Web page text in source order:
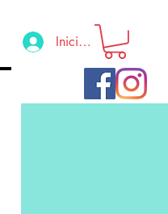
Iniciar sesión